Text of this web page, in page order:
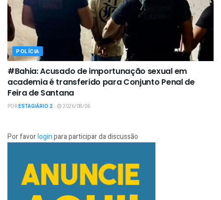
POLÍCIA
#Bahia: Acusado de importunação sexual em
academia é transferido para Conjunto Penal de
Feira de Santana
PORESTAGIÁRIO 2 2026/08/06
Por favorloginpara participar da discussão